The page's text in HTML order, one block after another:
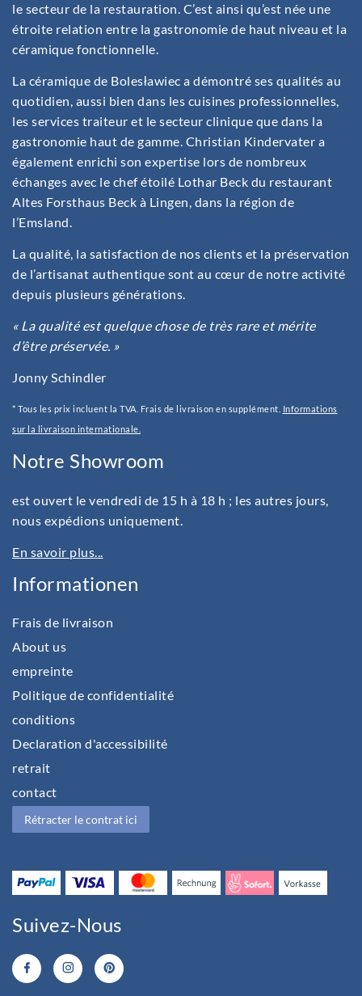
le secteur de la restauration. C’est ainsi qu’est née une
étroite relation entre la gastronomie de haut niveau et la
céramique fonctionnelle.
La céramique de Bolesławiec a démontré ses qualités au
quotidien, aussi bien dans les cuisines professionnelles,
les services traiteur et le secteur clinique que dans la
gastronomie haut de gamme. Christian Kindervater a
également enrichi son expertise lors de nombreux
échanges avec le chef étoilé Lothar Beck du restaurant
Altes Forsthaus Beck à Lingen, dans la région de
l’Emsland.
La qualité, la satisfaction de nos clients et la préservation
de l’artisanat authentique sont au cœur de notre activité
depuis plusieurs générations.
« La qualité est quelque chose de très rare et mérite
d’être préservée. »
Jonny Schindler
* Tous les prix incluent la TVA. Frais de livraison en supplément. Informations
sur la livraison internationale.
Notre Showroom
est ouvert le vendredi de 15 h à 18 h ; les autres jours,
nous expédions uniquement.
En savoir plus...
Informationen
Frais de livraison
About us
empreinte
Politique de confidentialité
conditions
Declaration d'accessibilité
retrait
contact
Rétracter le contrat ici
Suivez-Nous